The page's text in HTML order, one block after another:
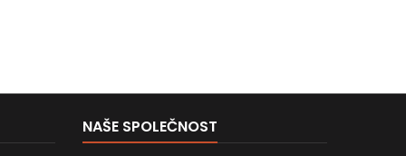
NAŠE SPOLEČNOST